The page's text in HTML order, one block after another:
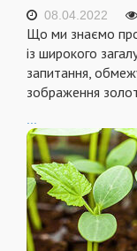
08.04.2022
Що ми знаємо про
із широкого
запитання,
зображення
...